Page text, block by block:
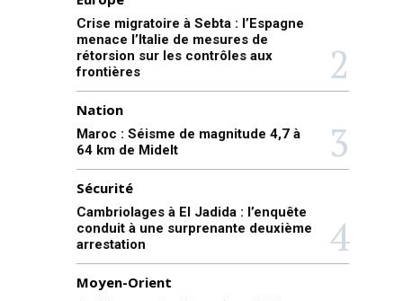
Crise migratoire à Sebta : l’Espagne
menace l’Italie de mesures de
rétorsion sur les contrôles aux
frontières
Nation
Maroc : Séisme de magnitude 4,7 à
64 km de Midelt
Sécurité
Cambriolages à El Jadida : l’enquête
conduit à une surprenante deuxième
arrestation
Moyen-Orient